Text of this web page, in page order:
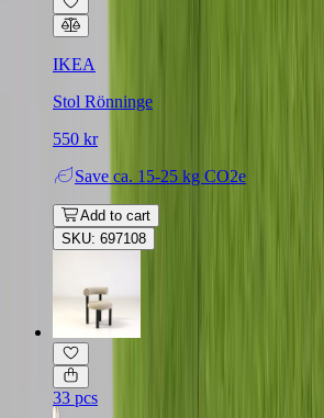
IKEA
Stol Rönninge
550 kr
Save ca. 15-25 kg CO2e
Add to cart
SKU: 697108
33 pcs